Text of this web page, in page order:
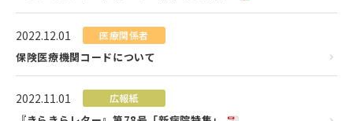
2022.12.01 医療関係者
保険医療機関コードについて
2022.11.01 広報紙